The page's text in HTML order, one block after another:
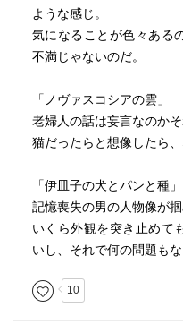
ような感じ。
気になることが色々ある
不満じゃないのだ。
「ノヴァスコシアの雲」
老婦人の話は妄言なのかそ
猫だったらと想像したら
「伊皿子の犬とパンと種」
記憶喪失の男の人物像が掴
いくら外観を突き止めて
いし、それで何の問題もな
10